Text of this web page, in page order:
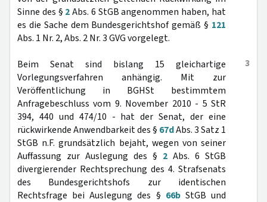
Sinne des § 2Abs. 6 StGB angenommen haben, hat
es die Sache dem Bundesgerichtshof gemäß § 121
Abs. 1 Nr. 2, Abs. 2 Nr. 3 GVG vorgelegt.
3
Beim Senat sind bislang 15 gleichartige
Vorlegungsverfahren anhängig. Mit zur
Veröffentlichung in BGHSt bestimmtem
Anfragebeschluss vom 9. November 2010 - 5 StR
394, 440 und 474/10 - hat der Senat, der eine
rückwirkende Anwendbarkeit des § 67dAbs. 3 Satz 1
StGB n.F. grundsätzlich bejaht, wegen von seiner
Auffassung zur Auslegung des § 2 Abs. 6 StGB
divergierender Rechtsprechung des 4. Strafsenats
des Bundesgerichtshofs zur identischen
Rechtsfrage bei Auslegung des § 66bStGB und